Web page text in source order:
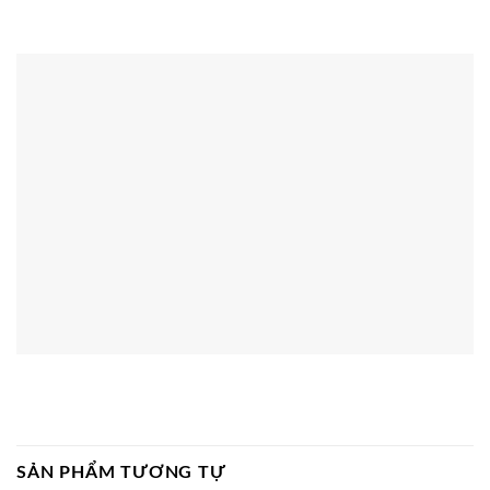
SẢN PHẨM TƯƠNG TỰ